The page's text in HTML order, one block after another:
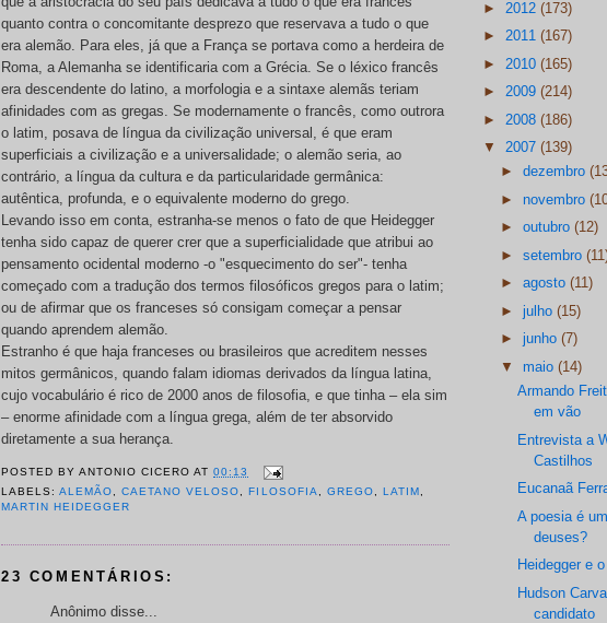
quanto contra o concomitante desprezo que reservava a tudo o que
era alemão. Para eles, já que a França se portava como a herdeira de
Roma, a Alemanha se identificaria com a Grécia. Se o léxico francês
era descendente do latino, a morfologia e a sintaxe alemãs teriam
afinidades com as gregas. Se modernamente o francês, como outrora
o latim, posava de língua da civilização universal, é que eram
superficiais a civilização e a universalidade; o alemão seria, ao
contrário, a língua da cultura e da particularidade germânica:
autêntica, profunda, e o equivalente moderno do grego.
Levando isso em conta, estranha-se menos o fato de que Heidegger
tenha sido capaz de querer crer que a superficialidade que atribui ao
pensamento ocidental moderno -o "esquecimento do ser"- tenha
começado com a tradução dos termos filosóficos gregos para o latim;
ou de afirmar que os franceses só consigam começar a pensar
quando aprendem alemão.
Estranho é que haja franceses ou brasileiros que acreditem nesses
mitos germânicos, quando falam idiomas derivados da língua latina,
cujo vocabulário é rico de 2000 anos de filosofia, e que tinha – ela sim
– enorme afinidade com a língua grega, além de ter absorvido
diretamente a sua herança.
POSTED BYANTONIO CICERO AT00:13
LABELS:ALEMÃO ,CAETANO VELOSO ,FILOSOFIA GREGO LATIM
MARTIN HEIDEGGER
23 COMENTÁRIOS:
Anônimo disse...
► 2012 (173)
► 2011 (167)
► 2010 (165)
► 2009 (214)
► 2008 (186)
▼ 2007 (139)
► dezembro
► novembro
► outubro (12)
► setembro
► agosto (11)
► julho (15)
► junho (7)
▼ maio (14)
Armando
em vão
Entrevista a
Castilhos
Eucanaã
A poesia é
deuses?
Heidegger e
Hudson
candidato